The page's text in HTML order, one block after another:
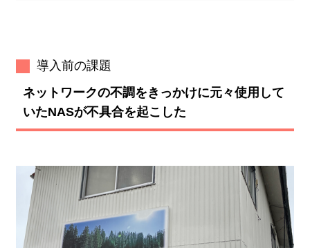
導入前の課題
ネットワークの不調をきっかけに元々使用して
いたNASが不具合を起こした